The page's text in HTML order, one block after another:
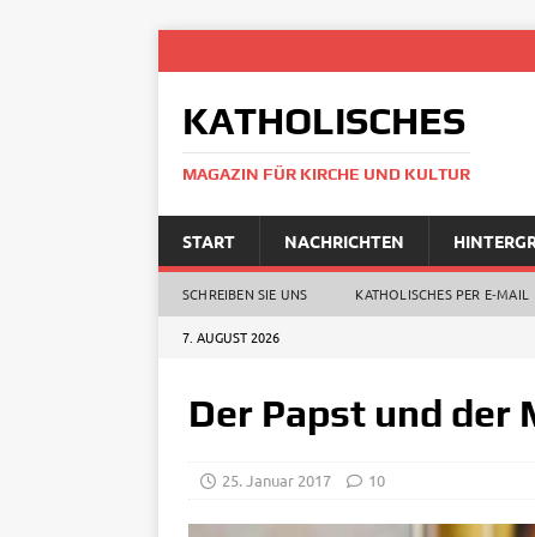
KATHOLISCHES
MAGAZIN FÜR KIRCHE UND KULTUR
START NACHRICHTEN
SCHREIBEN SIE UNS KATHOLISCHES PER E‑MAIL
7. AUGUST 2026
Der Papst und der
25. Januar 2017 10